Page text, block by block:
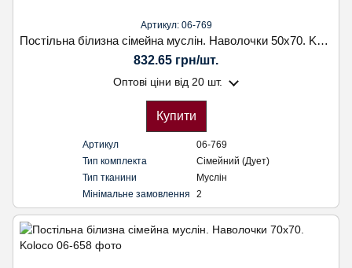
Артикул: 06-769
Постільна білизна сімейна муслін. Наволочки 50х70. Koloco
832.65 грн/шт.
Оптові ціни від 20 шт.
Купити
Артикул
06-769
Тип комплекта
Сімейний (Дует)
Тип тканини
Муслін
Мінімальне замовлення
2